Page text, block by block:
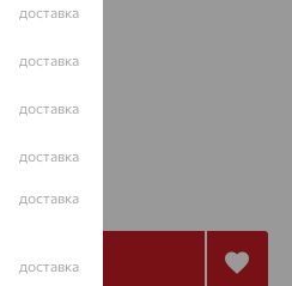
322 567
доставка
доставка
доставка
доставка
доставка
доставка